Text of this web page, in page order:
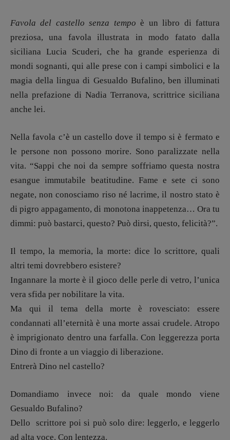
Scienza
Stranimondi
Tornare a Ballard
Valerio Evangelisti
Vampirismi
Zong!
REDAZIONE
Walter Catalano,Giuseppe Costigliola,
Anna da Re,Roberto Derobertis,Elio
Fabio Malagnini
Valentina
Spallina,Roberto Sturm ,Tania Tonin
Case editrici e coordinamento
recensioni
Coordinamento Primo Piano:
Elisabetta Michielin
[michielin.elisabetta@gmail.com]
Coordinamento News in breve:
[anna.dare.comunicazione@gmail.com]
Coordinamento Fumetti:
Fabio Malagnini
Coordinamento Pulp for kids e social
Valentina Marcoli
[valentina.marcoli@gmail.com]
Favola del castello senza tempo è un libro di fattura
preziosa, una favola illustrata in modo fatato dalla
siciliana Lucia Scuderi, che ha grande esperienza di
mondi sognanti, qui alle prese con i campi simbolici e la
magia della lingua di Gesualdo Bufalino, ben illuminati
nella prefazione di Nadia Terranova, scrittrice siciliana
anche lei.
Nella favola c’è un castello dove il tempo si è fermato e
le persone non possono morire. Sono paralizzate nella
vita. “Sappi che noi da sempre soffriamo questa nostra
esangue immutabile beatitudine. Fame e sete ci sono
negate, non conosciamo riso né lacrime, il nostro stato è
di pigro appagamento, di monotona inappetenza… Ora tu
dimmi: può bastarci, questo? Può dirsi, questo, felicità?”.
Il tempo, la memoria, la morte: dice lo scrittore, quali
altri temi dovrebbero esistere?
Ingannare la morte è il gioco delle perle di vetro, l’unica
vera sfida per nobilitare la vita.
Ma qui il tema della morte è rovesciato: essere
condannati all’eternità è una morte assai crudele. Atropo
è imprigionato dentro una farfalla. Con leggerezza porta
Dino di fronte a un viaggio di liberazione.
Entrerà Dino nel castello?
Domandiamo invece noi: da quale mondo viene
Gesualdo Bufalino?
Dello scrittore poi si può solo dire: leggerlo, e leggerlo
ad alta voce. Con lentezza.